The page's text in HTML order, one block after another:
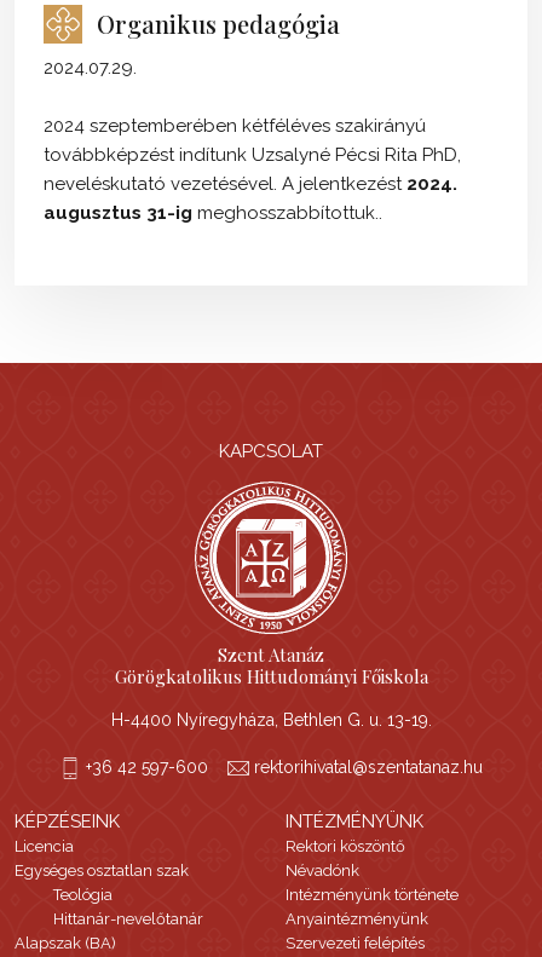
Organikus pedagógia
2024.07.29.
2024 szeptemberében kétféléves szakirányú
továbbképzést indítunk Uzsalyné Pécsi Rita PhD,
neveléskutató vezetésével. A jelentkezést 2024.
augusztus 31-ig meghosszabbítottuk..
KAPCSOLAT
Szent Atanáz
Görögkatolikus Hittudományi Főiskola
H-4400 Nyíregyháza, Bethlen G. u. 13-19.
+36 42 597-600 rektorihivatal@szentatanaz.hu
KÉPZÉSEINK
Licencia
Egységes osztatlan szak
Teológia
Hittanár-nevelőtanár
Alapszak (BA)
INTÉZMÉNYÜNK
Rektori köszöntő
Névadónk
Intézményünk története
Anyaintézményünk
Szervezeti felépítés